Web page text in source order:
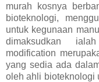
murah kosnya
bioteknologi,
untuk kegunaan
dimaksudkan
modification
yang sedia ada
oleh ahli bioteknologi